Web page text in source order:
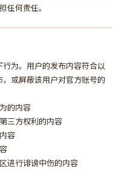
任何责任。
为。用户的发布内容符合以
或屏蔽该用户对官方账号的
的内容
三方权利的内容
容
进行诽谤中伤的内容